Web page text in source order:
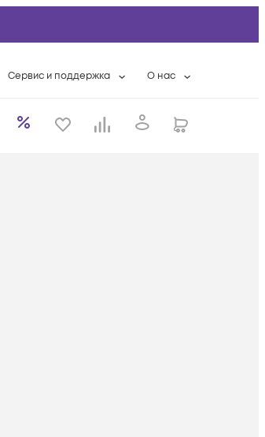
гарантия
Сервис и поддержка
Разовые выездные работы
О нас
Контактная